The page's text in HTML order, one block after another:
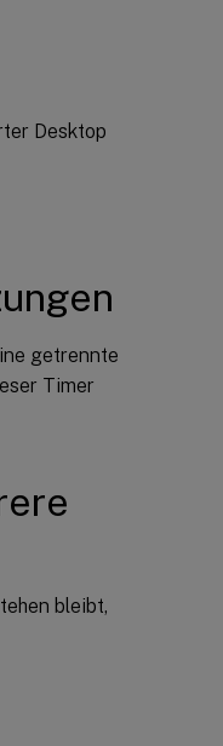
Desktop
getrennte
Timer
bleibt,